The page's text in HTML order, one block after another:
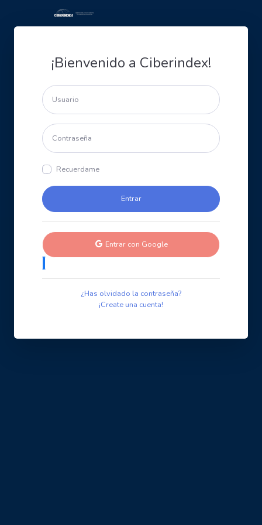
¡Bienvenido a Ciberindex!
Recuerdame
Entrar con Google
¿Has olvidado la contraseña?
¡Create una cuenta!